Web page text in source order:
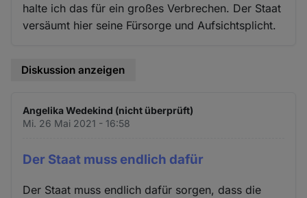
halte ich das für ein großes Verbrechen. Der Staat
versäumt hier seine Fürsorge und Aufsichtsplicht.
Diskussion anzeigen
Angelika Wedekind (nicht überprüft)
Mi. 26 Mai 2021 - 16:58
Der Staat muss endlich dafür
Der Staat muss endlich dafür sorgen, dass die